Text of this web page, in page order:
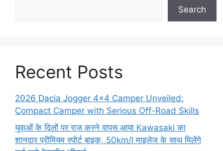
Search
Recent Posts
2026 Dacia Jogger 4×4 Camper Unveiled:
Compact Camper with Serious Off-Road Skills
युवाओं के दिलों पर राज करने वापस आया Kawasaki का
शानदार प्रीमियम स्पोर्ट बाइक, 50km/l माइलेज के साथ मिलेंगे